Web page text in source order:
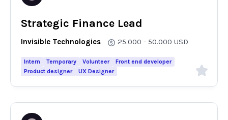
Strategic Finance Lead
Invisible Technologies 25.000 - 50.000 USD
Intern Temporary Volunteer
Front end developer
Product designer
UX Designer